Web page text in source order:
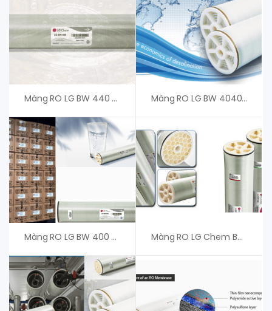
Màng RO LG BW 440 ES, Màng RO LG Chem NanoH2O Màng RO LG BW 4040 ES – An Vi Group Phân Phối
Màng RO LG BW 400 AFR G2, Màng RO LG Chem NanoH2O Màng RO LG Chem BW 400 ES – Giá Tốt Cho Khách Hàng